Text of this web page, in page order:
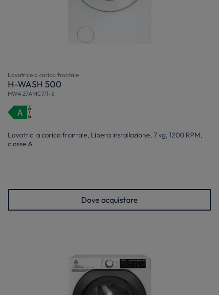
Lavatrice a carica frontale
H-WASH 500
HW4 27AMC7/1-S
Lavatrici a carica frontale, Libera installazione, 7 kg, 1200 RPM,
classe A
Dove acquistare